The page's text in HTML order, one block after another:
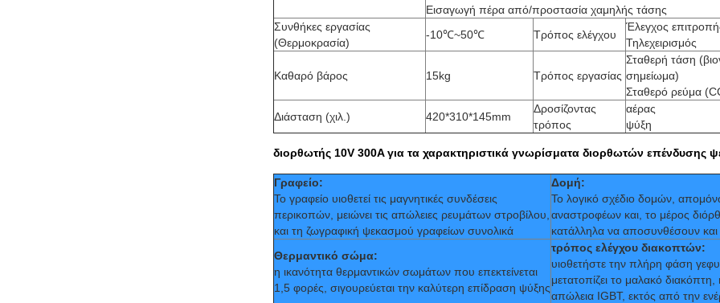
Εισαγωγή πέρα από/προστασία χαμηλής τάσης
Συνθήκες εργασίας
(Θερμοκρασία)
-10℃~50℃ Τρόπος ελέγχου
Έλεγχος
Τηλεχειρισμός
Καθαρό βάρος 15kg Τρόπος εργασίας
Σταθερή τάση
σημείωμα)
Σταθερό ρεύμα
Διάσταση (χιλ.)
420*310*145mm
Δροσίζοντας
τρόπος
αέρας
ψύξη
διορθωτής 10V 300A για τα χαρακτηριστικά γνωρίσματα διορθωτών επένδυσης
Γραφείο:
Το γραφείο υιοθετεί τις μαγνητικές συνδέσεις
περικοπών, μειώνει τις απώλειες ρευμάτων στροβίλου,
και τη ζωγραφική ψεκασμού γραφείων συνολικά
Δομή:
Το λογικό σχέδιο δομών,
αναστροφέων και, το μέρος
κατάλληλα να αποσυνθέσουν
Θερμαντικό σώμα:
η ικανότητα θερμαντικών σωμάτων που επεκτείνεται
1,5 φορές, σιγουρεύεται την καλύτερη επίδραση ψύξης
τρόπος ελέγχου διακοπτών:
υιοθετήστε την πλήρη φάση
μετατοπίζει το μαλακό
απώλεια IGBT, εκτός από την